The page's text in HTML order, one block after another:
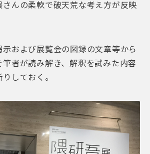
さんの柔軟で破天荒な考え方が反映
および展覧会の図録の文章等から
筆者が読み解き、解釈を試みた内容
しておく。